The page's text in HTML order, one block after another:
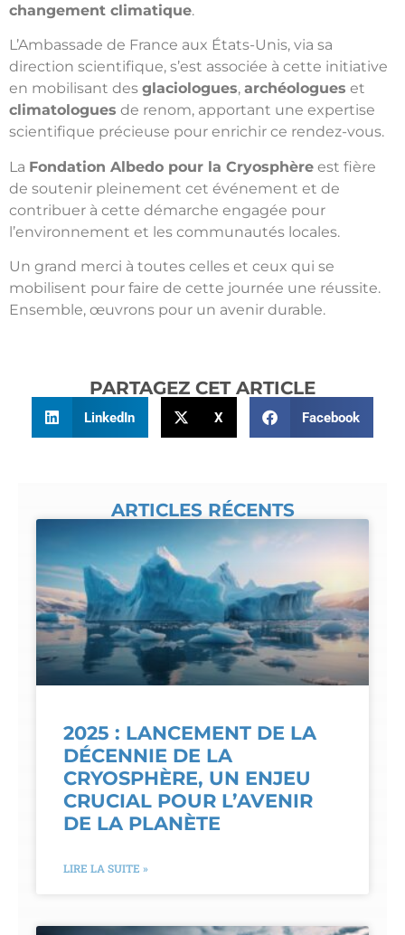
changement climatique.
L’Ambassade de France aux États-Unis, via sa
direction scientifique, s’est associée à cette initiative
en mobilisant des glaciologues, archéologues et
climatologues de renom, apportant une expertise
scientifique précieuse pour enrichir ce rendez-vous.
La Fondation Albedo pour la Cryosphère est fière
de soutenir pleinement cet événement et de
contribuer à cette démarche engagée pour
l’environnement et les communautés locales.
Un grand merci à toutes celles et ceux qui se
mobilisent pour faire de cette journée une réussite.
Ensemble, œuvrons pour un avenir durable.
PARTAGEZ CET ARTICLE
LinkedIn X Facebook
ARTICLES RÉCENTS
2025 : LANCEMENT DE LA
DÉCENNIE DE LA
CRYOSPHÈRE, UN ENJEU
CRUCIAL POUR L’AVENIR
DE LA PLANÈTE
LIRE LA SUITE »